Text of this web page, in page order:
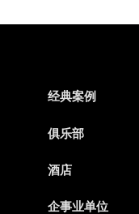
经典案例
俱乐部
酒店
企事业单位